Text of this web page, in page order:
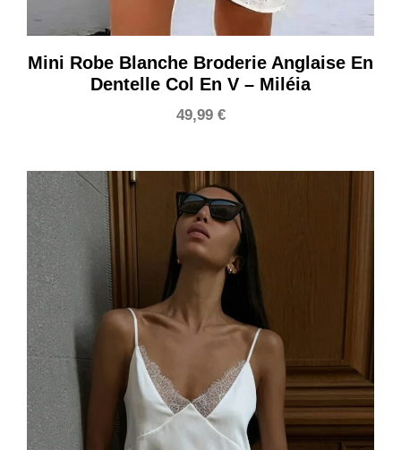
Mini Robe Blanche Broderie Anglaise En
Dentelle Col En V – Miléia
49,99 €